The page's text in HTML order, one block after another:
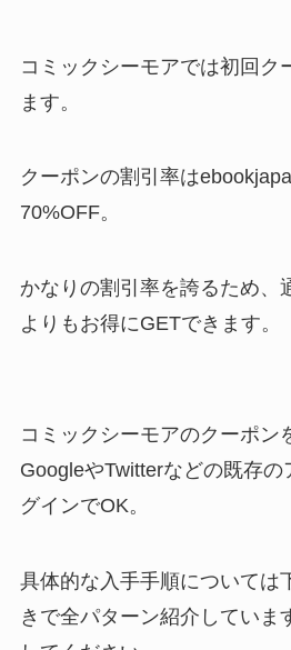
コミックシーモアでは初回ク
ます。
クーポンの割引率は
70%OFF。
かなりの割引率を誇るため、
よりもお得にGETできます。
コミックシーモアのクーポン
GoogleやTwitterなどの既存の
グインでOK。
具体的な入手手順については
きで全パターン紹介していま